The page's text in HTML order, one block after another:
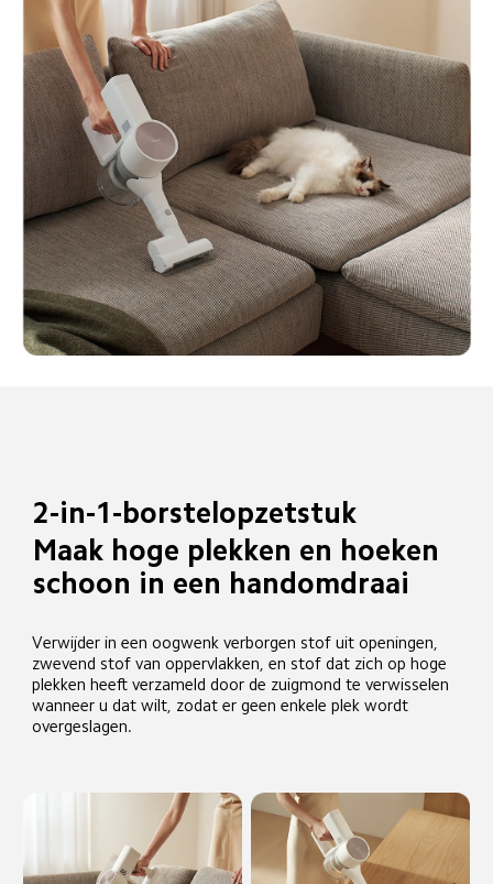
2-in-1-borstelopzetstuk
Maak hoge plekken en hoeken
schoon in een handomdraai
Verwijder in een oogwenk verborgen stof uit openingen,
zwevend stof van oppervlakken, en stof dat zich op hoge
plekken heeft verzameld door de zuigmond te verwisselen
wanneer u dat wilt, zodat er geen enkele plek wordt
overgeslagen.